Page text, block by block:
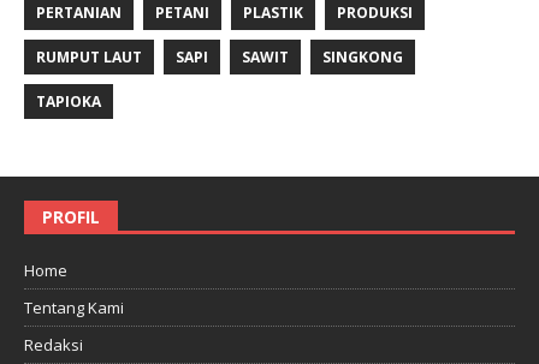
PERTANIAN PETANI PLASTIK PRODUKSI
RUMPUT LAUT SAPI SAWIT SINGKONG
TAPIOKA
PROFIL
Home
Tentang Kami
Redaksi